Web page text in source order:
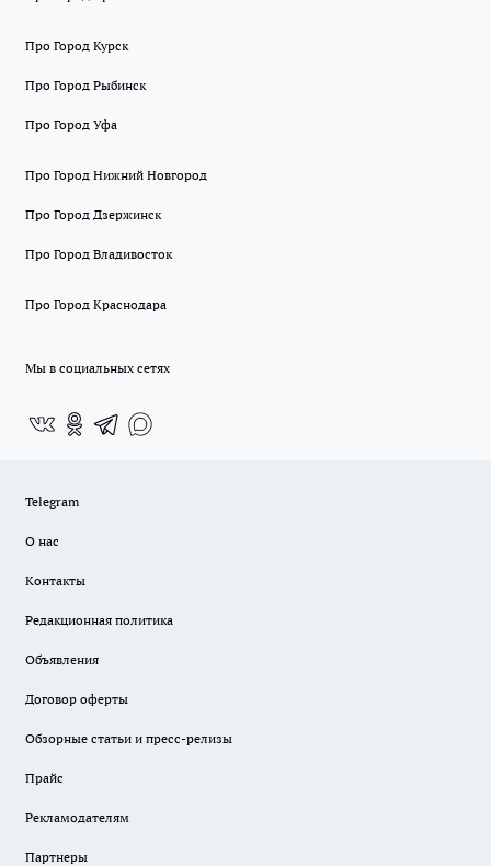
Про Город Курск
Про Город Рыбинск
Про Город Уфа
Про Город Нижний Новгород
Про Город Дзержинск
Про Город Владивосток
Про Город Краснодара
Мы в социальных сетях
Telegram
О нас
Контакты
Редакционная политика
Объявления
Договор оферты
Обзорные статьи и пресс-релизы
Прайс
Рекламодателям
Партнеры